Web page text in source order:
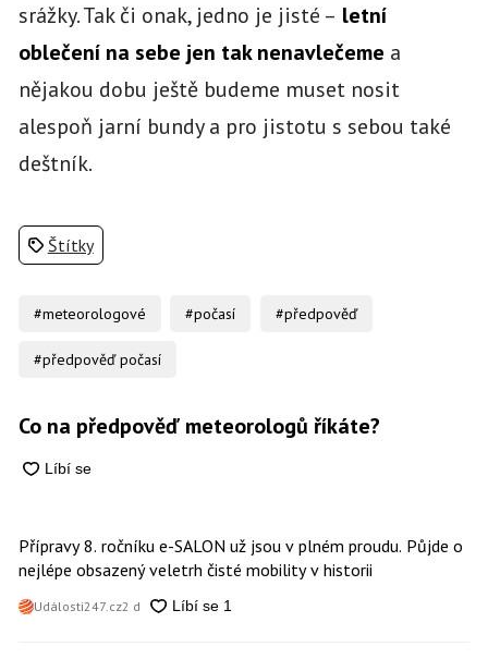
srážky. Tak či onak, jedno je jisté – letní
oblečení na sebe jen tak nenavlečeme a
nějakou dobu ještě budeme muset nosit
alespoň jarní bundy a pro jistotu s sebou také
deštník.
Štítky
#meteorologové #počasí #předpověď
#předpověď počasí
Co na předpověď meteorologů říkáte?
Přípravy 8. ročníku e-SALON už jsou v plném proudu. Půjde o
nejlépe obsazený veletrh čisté mobility v historii
Události247.cz2 d